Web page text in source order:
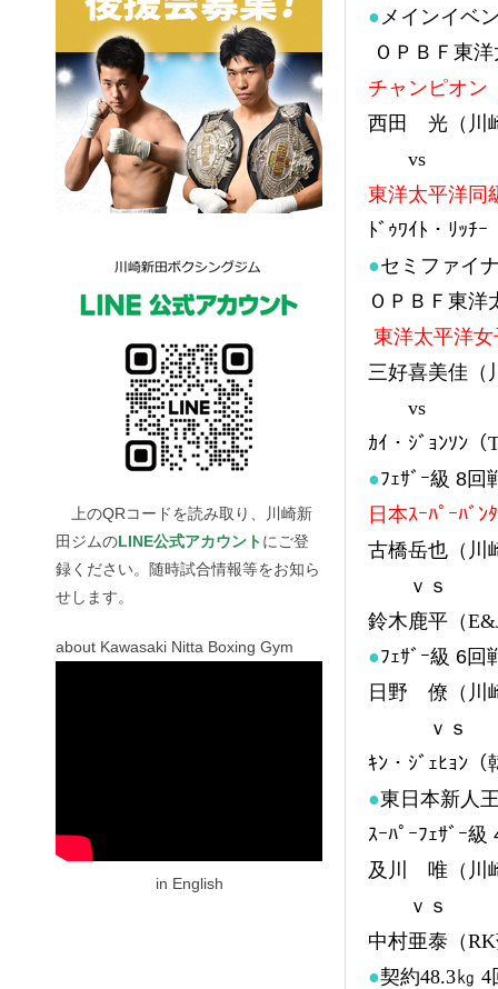
上のQRコードを読み取り、川崎新
田ジムのLINE公式アカウントにご登
録ください。随時試合情報等をお知ら
せします。
about Kawasaki Nitta Boxing Gym
in English
●メインイベ
ＯＰＢＦ東洋
チャンピオン
西田 光（川
vs
東洋太平洋同
ﾄﾞｩﾜｲﾄ・ﾘｯﾁ
●セミファイ
ＯＰＢＦ東洋
東洋太平洋
三好喜美佳（
vs
ｶｲ・ｼﾞｮﾝｿﾝ（
●ﾌｪｻﾞｰ級 8回
日本ｽｰﾊﾟｰﾊﾞﾝ
古橋岳也（川
ｖｓ
鈴木鹿平（
●ﾌｪｻﾞｰ級 6回
日野 僚（川
ｖｓ
ｷﾝ・ｼﾞｪﾋｮﾝ（
●東日本新人
ｽｰﾊﾟｰﾌｪｻﾞｰ級
及川 唯（
ｖｓ
中村亜泰（
●契約48.3㎏ 4